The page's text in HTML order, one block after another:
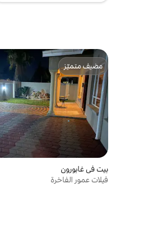
مضيف متميّز
مضيف متميّز
بيت في غابورون
فيلات عمور الفاخرة